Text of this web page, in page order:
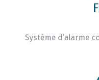
Système d’alarme